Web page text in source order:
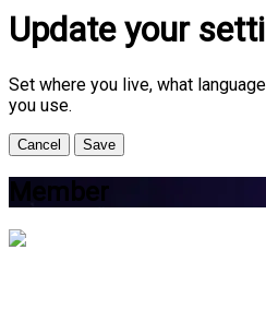
Update your
Set where you live, what
you use.
Cancel Save
Member